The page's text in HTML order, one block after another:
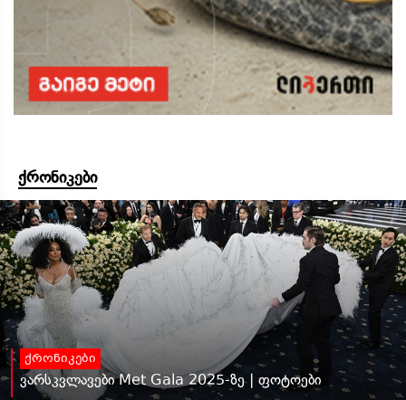
ქრონიკები
ქრონიკები
ვარსკვლავები Met Gala 2025-ზე | ფოტოები